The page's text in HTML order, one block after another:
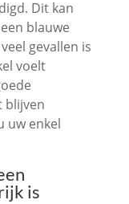
Dit kan
blauwe
gevallen is
voelt
blijven
uw enkel
is